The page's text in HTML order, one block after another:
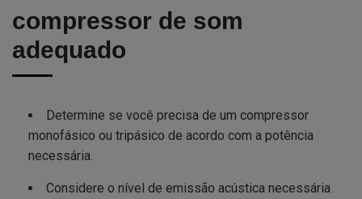
compressor de som
adequado
Determine se você precisa de um compressor
monofásico ou tripásico de acordo com a potência
necessária.
Considere o nível de emissão acústica necessária